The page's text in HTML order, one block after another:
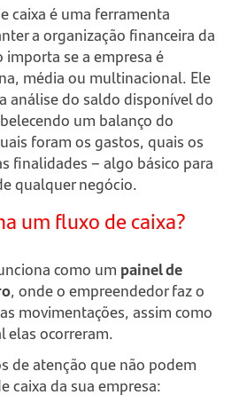
caixa é uma ferramenta
a organização financeira da
importa se a empresa é
média ou multinacional. Ele
análise do saldo disponível do
um balanço do
foram os gastos, quais os
finalidades – algo básico para
qualquer negócio.
um fluxo de caixa?
como um painel de
, onde o empreendedor faz o
movimentações, assim como
elas ocorreram.
de atenção que não podem
caixa da sua empresa: